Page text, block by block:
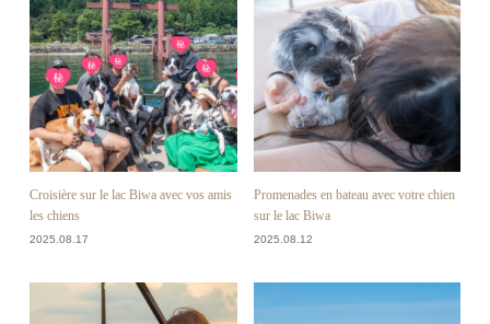
Croisière sur le lac Biwa avec vos amis
les chiens
2025.08.17
Promenades en bateau avec votre chien
sur le lac Biwa
2025.08.12